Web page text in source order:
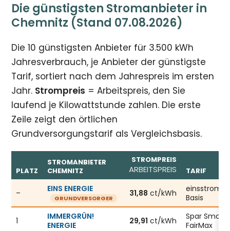
Die günstigsten Stromanbieter in
Chemnitz (Stand 07.08.2026)
Die 10 günstigsten Anbieter für 3.500 kWh
Jahresverbrauch, je Anbieter der günstigste
Tarif, sortiert nach dem Jahrespreis im ersten
Jahr. Strompreis = Arbeitspreis, den Sie
laufend je Kilowattstunde zahlen. Die erste
Zeile zeigt den örtlichen
Grundversorgungstarif als Vergleichsbasis.
Günstigste Stromanbieter in Chemnitz, Stand
PLATZ
STROMANBIETER
CHEMNITZ
STROMPREIS
ARBEITSPREIS TARIF
– EINS ENERGIE
GRUNDVERSORGER
31,88 ct/kWh
einsstrom
Basis
1
IMMERGRÜN!
ENERGIE
29,91 ct/kWh
Spar Smart
FairMax